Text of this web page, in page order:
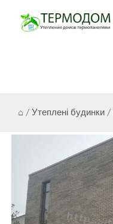
⌂ /Утеплені будинки/